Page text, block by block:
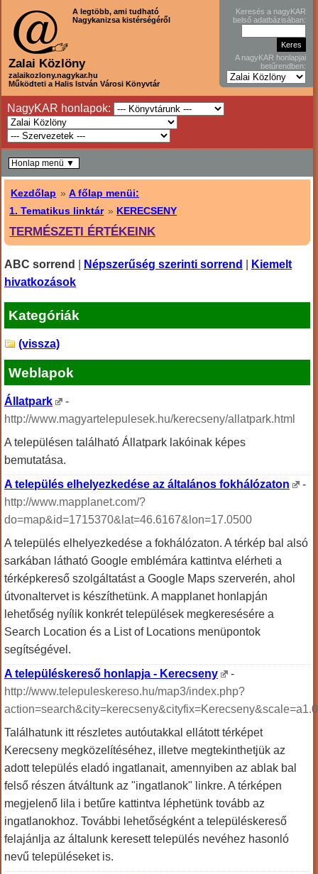
A legtöbb, ami tudható
Nagykanizsa kistérségéről
Zalai Közlöny
zalaikozlony.nagykar.hu
Működteti a Halis István Városi Könyvtár
Keresés a nagyKAR
belső adatbázisában:
A nagyKAR honlapjai
betűrendben:
NagyKAR honlapok:
Kezdőlap »A főlap menüi:
1. Tematikus linktár » KERECSENY
TERMÉSZETI ÉRTÉKEINK
ABC sorrend Népszerűség szerinti sorrend
Kiemelt
hivatkozások
Kategóriák
(vissza)
Weblapok
Állatpark
-
http://www.magyartelepulesek.hu/kerecseny/allatpark.html
A településen található Állatpark lakóinak képes
bemutatása.
A település elhelyezkedése az általános fokhálózaton
-
http://www.mapplanet.com/?
do=map&id=1715370&lat=46.6167&lon=17.0500
A település elhelyezkedése a fokhálózaton. A térkép bal alsó
sarkában látható Google emblémára kattintva elérheti a
térképkereső szolgáltatást a Google Maps szerverén, ahol
útvonaltervet is készíthetünk. A mapplanet honlapján
lehetőség nyílik konkrét települések megkeresésére a
Search Location és a List of Locations menüpontok
segítségével.
A településkereső honlapja - Kerecseny
-
http://www.telepuleskereso.hu/map3/index.php?
Találhatunk itt részletes autóutakkal ellátott térképet
Kerecseny megközelítéséhez, illetve megtekinthetjük az
adott település eladó ingatlanait, amennyiben az ablak bal
felső részen átváltunk az "ingatlanok" linkre. A térképen
megjelenő lila i betűre kattintva léphetünk tovább az
ingatlanokhoz. További lehetőségként a településkereső
felajánlja az általunk keresett település nevéhez hasonló
nevű településeket is.
Honlap menü ▼